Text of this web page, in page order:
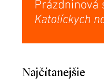
Najčítanejšie